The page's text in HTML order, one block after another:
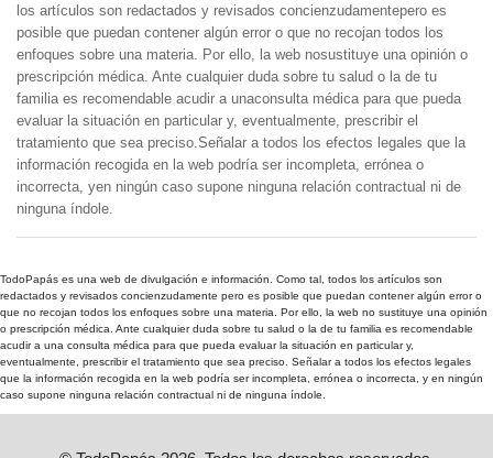
los artículos son redactados y revisados concienzudamentepero es
posible que puedan contener algún error o que no recojan todos los
enfoques sobre una materia. Por ello, la web nosustituye una opinión o
prescripción médica. Ante cualquier duda sobre tu salud o la de tu
familia es recomendable acudir a unaconsulta médica para que pueda
evaluar la situación en particular y, eventualmente, prescribir el
tratamiento que sea preciso.Señalar a todos los efectos legales que la
información recogida en la web podría ser incompleta, errónea o
incorrecta, yen ningún caso supone ninguna relación contractual ni de
ninguna índole.
TodoPapás es una web de divulgación e información. Como tal, todos los artículos son
redactados y revisados concienzudamente pero es posible que puedan contener algún error o
que no recojan todos los enfoques sobre una materia. Por ello, la web no sustituye una opinión
o prescripción médica. Ante cualquier duda sobre tu salud o la de tu familia es recomendable
acudir a una consulta médica para que pueda evaluar la situación en particular y,
eventualmente, prescribir el tratamiento que sea preciso. Señalar a todos los efectos legales
que la información recogida en la web podría ser incompleta, errónea o incorrecta, y en ningún
caso supone ninguna relación contractual ni de ninguna índole.